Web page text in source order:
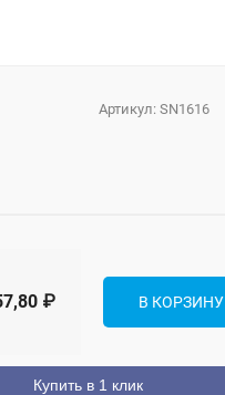
Артикул:SN1616
₽ В КОРЗИНУ
Купить в 1 клик